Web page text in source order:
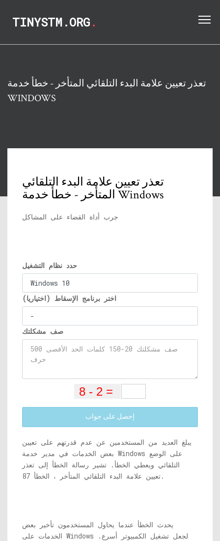
TINYSTM.ORG.
تعذر تعيين علامة البدء التلقائي المتأخر - خطأ خدمة
WINDOWS
تعذر تعيين علامة البدء التلقائي
المتأخر - خطأ خدمة Windows
جرب أداة القضاء على المشاكل
حدد نظام التشغيل
اختر برنامج الإسقاط (اختياريا)
صف مشكلتك
إحصل على جواب
يبلغ العديد من المستخدمين عن عدم قدرتهم على تعيين
بعض الخدمات في مدير خدمة Windows على الوضع
التلقائي ويعطي الخطأ. تشير رسالة الخطأ إلى تعذر
تعيين علامة البدء التلقائي المتأخر ، الخطأ 87.
يحدث الخطأ عندما يحاول المستخدمون تأخير بعض
الخدمات على Windows لجعل تشغيل الكمبيوتر أسرع.